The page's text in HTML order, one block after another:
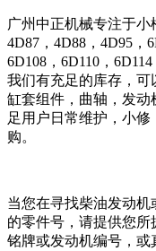
广州中正机械专注于小
4D87，4D88，4D95，
6D108，6D110，
我们有充足的库存，可
缸套组件，曲轴，发
足用户日常维护，小
购。
当您在寻找柴油发动
的零件号，请提供您
铭牌或发动机编号，